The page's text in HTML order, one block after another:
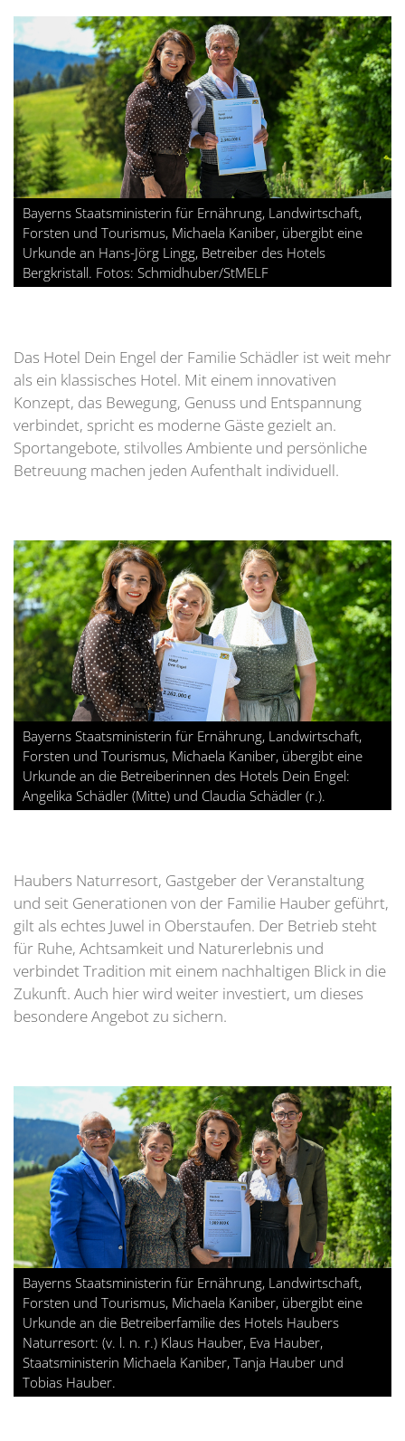
Bayerns Staatsministerin für Ernährung, Landwirtschaft,
Forsten und Tourismus, Michaela Kaniber, übergibt eine
Urkunde an Hans-Jörg Lingg, Betreiber des Hotels
Bergkristall. Fotos: Schmidhuber/StMELF
Das Hotel Dein Engel der Familie Schädler ist weit mehr
als ein klassisches Hotel. Mit einem innovativen
Konzept, das Bewegung, Genuss und Entspannung
verbindet, spricht es moderne Gäste gezielt an.
Sportangebote, stilvolles Ambiente und persönliche
Betreuung machen jeden Aufenthalt individuell.
Bayerns Staatsministerin für Ernährung, Landwirtschaft,
Forsten und Tourismus, Michaela Kaniber, übergibt eine
Urkunde an die Betreiberinnen des Hotels Dein Engel:
Angelika Schädler (Mitte) und Claudia Schädler (r.).
Haubers Naturresort, Gastgeber der Veranstaltung
und seit Generationen von der Familie Hauber geführt,
gilt als echtes Juwel in Oberstaufen. Der Betrieb steht
für Ruhe, Achtsamkeit und Naturerlebnis und
verbindet Tradition mit einem nachhaltigen Blick in die
Zukunft. Auch hier wird weiter investiert, um dieses
besondere Angebot zu sichern.
Bayerns Staatsministerin für Ernährung, Landwirtschaft,
Forsten und Tourismus, Michaela Kaniber, übergibt eine
Urkunde an die Betreiberfamilie des Hotels Haubers
Naturresort: (v. l. n. r.) Klaus Hauber, Eva Hauber,
Staatsministerin Michaela Kaniber, Tanja Hauber und
Tobias Hauber.